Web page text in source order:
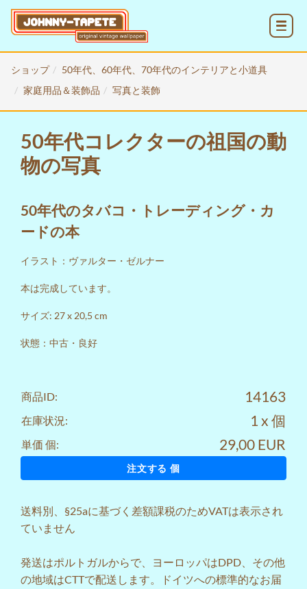
ショップ
50年代、60年代、70年代のインテリアと小道具
家庭用品＆装飾品
写真と装飾
50年代コレクターの祖国の動
物の写真
50年代のタバコ・トレーディング・カ
ードの本
イラスト：ヴァルター・ゼルナー
本は完成しています。
サイズ: 27 x 20,5 cm
状態：中古・良好
商品ID: 14163
在庫状況: 1 x 個
単価 個: 29,00 EUR
注文する 個
送料別、§25aに基づく差額課税のためVATは表示され
ていません
発送はポルトガルからで、ヨーロッパはDPD、その他
の地域はCTTで配送します。ドイツへの標準的なお届